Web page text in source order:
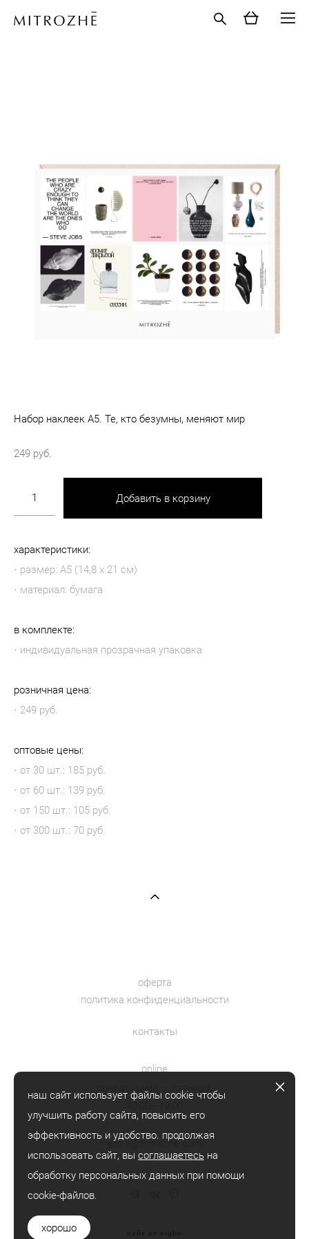
Набор наклеек А5. Те, кто безумны, меняют мир
249 pуб.
Добавить в корзину
характеристики:
· размер: А5 (14,8 х 21 см)
· материал: бумага
в комплекте:
· индивидуальная прозрачная упаковка
розничная цена:
· 249 руб.
оптовые цены:
· от 30 шт.: 185 руб.
· от 60 шт.: 139 руб.
· от 150 шт.: 105 руб.
· от 300 шт.: 70 руб.
оферта
политика конфиденциальности
контакты
online
понедельник — пятница
store@mitrozhe.com
наш сайт использует файлы cookie чтобы
улучшить работу сайта, повысить его
эффективность и удобство. продолжая
использовать сайт, вы соглашаетесь на
обработку персональных данных при помощи
cookie-файлов.
хорошо